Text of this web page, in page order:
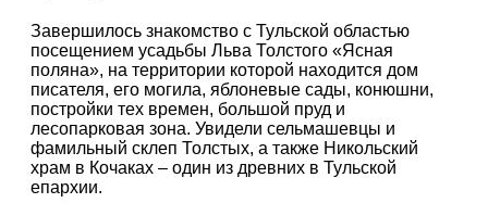
Завершилось знакомство с Тульской областью
посещением усадьбы Льва Толстого «Ясная
поляна», на территории которой находится дом
писателя, его могила, яблоневые сады, конюшни,
постройки тех времен, большой пруд и
лесопарковая зона. Увидели сельмашевцы и
фамильный склеп Толстых, а также Никольский
храм в Кочаках – один из древних в Тульской
епархии.